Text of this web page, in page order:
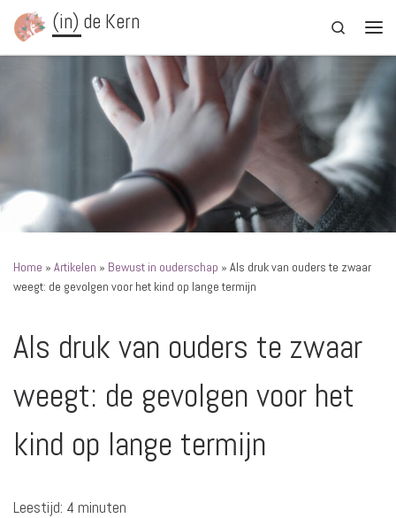
Ga naar inhoud
(in) de Kern
Search
Home » Artikelen » Bewust in ouderschap » Als druk van ouders te zwaar
weegt: de gevolgen voor het kind op lange termijn
Als druk van ouders te zwaar
weegt: de gevolgen voor het
kind op lange termijn
Leestijd: 4 minuten